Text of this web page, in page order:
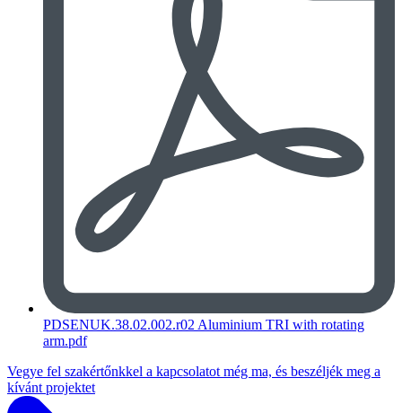
PDSENUK.38.02.002.r02 Aluminium TRI with rotating
arm.pdf
Vegye fel szakértőnkkel a kapcsolatot még ma, és beszéljék meg a
kívánt projektet